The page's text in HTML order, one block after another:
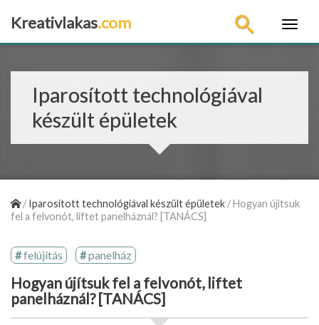
Kreativlakas.com
Iparosított technológiával
készült épületek
/Iparosított technológiával készült épületek /Hogyan újítsuk
fel a felvonót, liftet panelháznál? [TANÁCS]
felújítás panelház
Hogyan újítsuk fel a felvonót, liftet
panelháznál? [TANÁCS]